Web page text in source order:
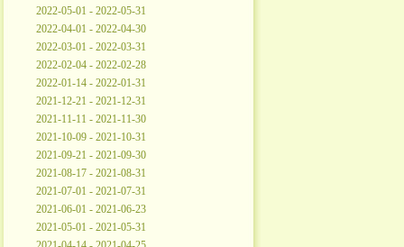
2022-05-01 - 2022-05-31
2022-04-01 - 2022-04-30
2022-03-01 - 2022-03-31
2022-02-04 - 2022-02-28
2022-01-14 - 2022-01-31
2021-12-21 - 2021-12-31
2021-11-11 - 2021-11-30
2021-10-09 - 2021-10-31
2021-09-21 - 2021-09-30
2021-08-17 - 2021-08-31
2021-07-01 - 2021-07-31
2021-06-01 - 2021-06-23
2021-05-01 - 2021-05-31